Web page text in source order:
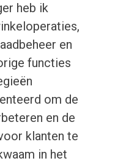
heb ik
en
functies
om de
en de
klanten te
in het